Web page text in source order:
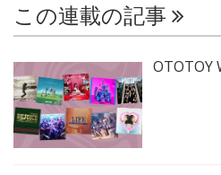
この連載の記事
OTOTOY